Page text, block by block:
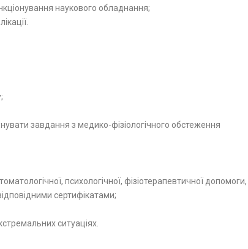
наукового обладнання;
завдання з медико-фізіологічного обстеження
психологічної, фізіотерапевтичної допомоги,
сертифікатами;
ситуаціях.